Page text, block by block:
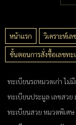
หน้าแรก วิเคราะห์เ
ขั้นตอนการสั่งซื้อเลขทะ
ทะเบียนรถหมวดเก่า ไม่
ทะเบียนประมูล เลขสวย
ทะเบียนสวย หมวดพิเศษ